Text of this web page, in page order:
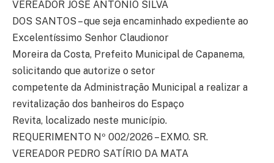
VEREADOR JOSÉ ANTÔNIO SILVA
DOS SANTOS – que seja encaminhado expediente ao
Excelentíssimo Senhor Claudionor
Moreira da Costa, Prefeito Municipal de Capanema,
solicitando que autorize o setor
competente da Administração Municipal a realizar a
revitalização dos banheiros do Espaço
Revita, localizado neste município.
REQUERIMENTO Nº 002/2026 – EXMO. SR.
VEREADOR PEDRO SATÍRIO DA MATA